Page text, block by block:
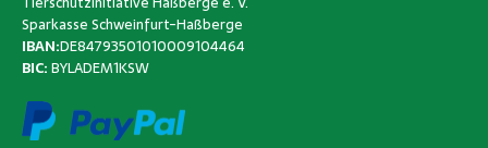
Sparkasse Schweinfurt-Haßberge
IBAN:DE84793501010009104464
BIC:BYLADEM1KSW